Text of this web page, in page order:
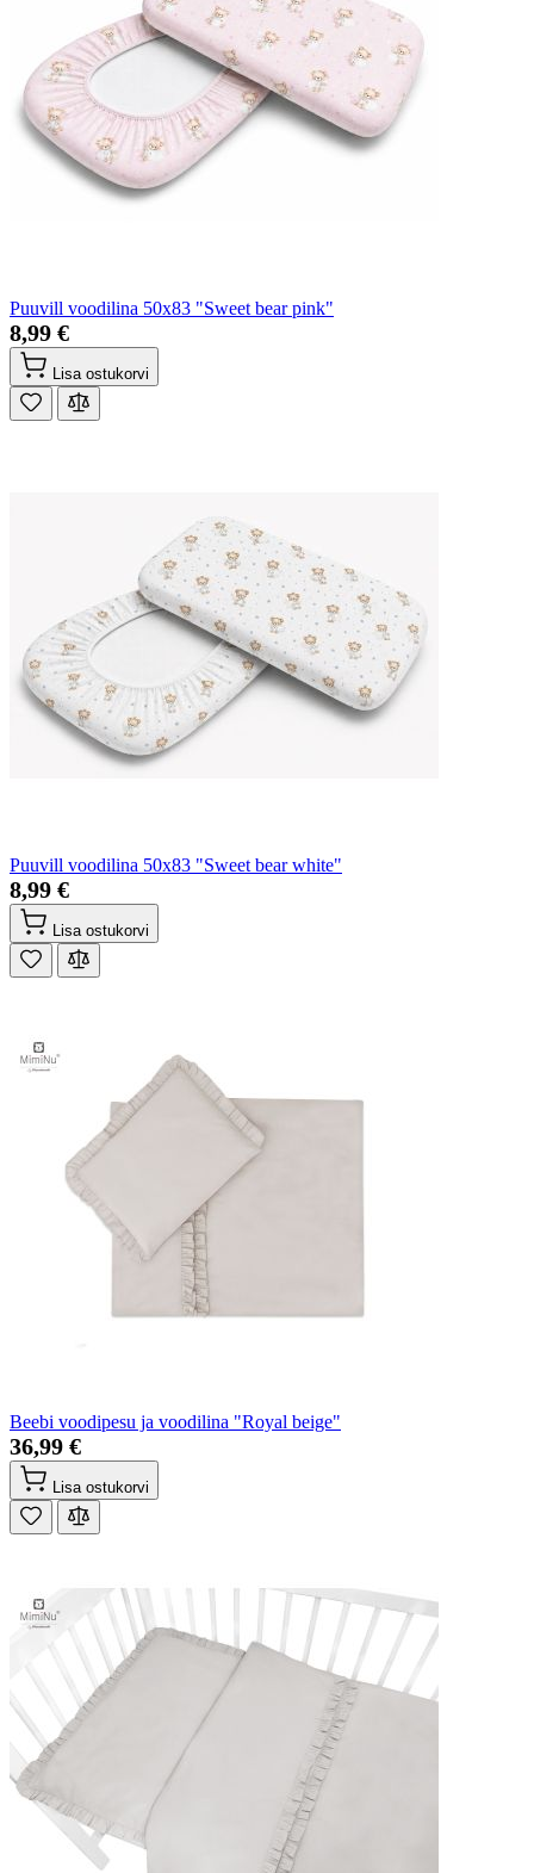
Puuvill voodilina 50x83 "Sweet bear pink"
8,99 €
Lisa ostukorvi
Puuvill voodilina 50x83 "Sweet bear white"
8,99 €
Lisa ostukorvi
Beebi voodipesu ja voodilina "Royal beige"
36,99 €
Lisa ostukorvi